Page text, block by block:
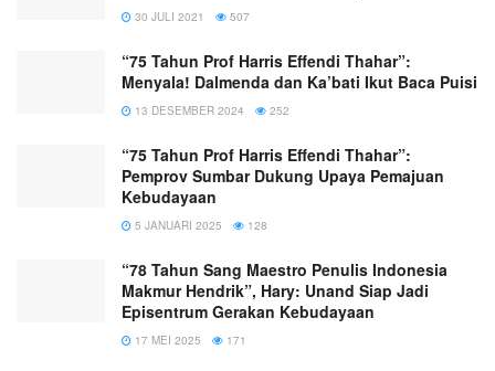
30 JULI 2021 507
“75 Tahun Prof Harris Effendi Thahar”:
Menyala! Dalmenda dan Ka’bati Ikut Baca Puisi
13 DESEMBER 2024 252
“75 Tahun Prof Harris Effendi Thahar”:
Pemprov Sumbar Dukung Upaya Pemajuan
Kebudayaan
5 JANUARI 2025 128
“78 Tahun Sang Maestro Penulis Indonesia
Makmur Hendrik”, Hary: Unand Siap Jadi
Episentrum Gerakan Kebudayaan
17 MEI 2025 171